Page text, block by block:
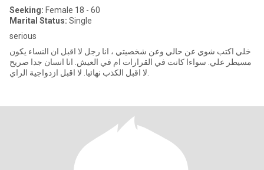
Seeking: Female 18 - 60
Marital Status: Single
serious
خلي اكتب شوي عن حالي وعن شخصيتي ، انا رجل لا اقبل ان النساء يكون
مسيطر علي. سواءا كانت في القرارات ام في العيش. انا انسان جدا صريح